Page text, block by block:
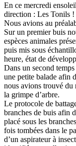
En ce mercredi
direction : Les Tonils !
Nous avions au
Sur un premier buis
espèces animales
puis mis sous
heure, état de
Dans un second
une petite balade afin
nous avions trouvé du
la grimpe d’arbre.
Le protocole de
branches de buis afin
placé sous les
fois tombées dans le
d’un aspirateur à